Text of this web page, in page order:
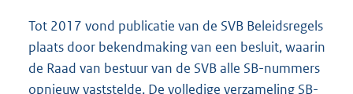
Tot 2017 vond publicatie van de SVB Beleidsregels
plaats door bekendmaking van een besluit, waarin
de Raad van bestuur van de SVB alle SB-nummers
opnieuw vaststelde. De volledige verzameling SB-